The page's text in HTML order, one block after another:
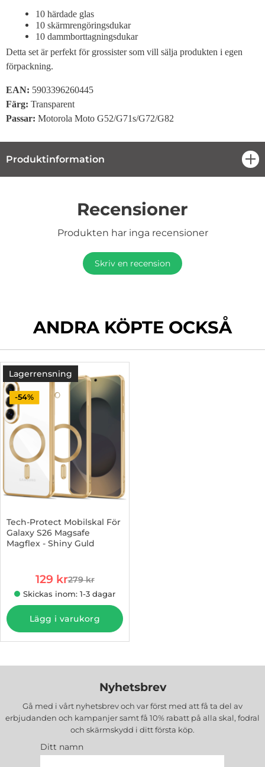
10 härdade glas
10 skärmrengöringsdukar
10 dammborttagningsdukar
Detta set är perfekt för grossister som vill sälja produkten i egen
förpackning.
EAN: 5903396260445
Färg: Transparent
Passar: Motorola Moto G52/G71s/G72/G82
Produktinformation
Recensioner
Produkten har inga recensioner
Skriv en recension
ANDRA KÖPTE OCKSÅ
Lagerrensning
-54%
Tech-Protect Mobilskal För
Galaxy S26 Magsafe
Magflex - Shiny Guld
rea pris
129 krtidigare pris
279 kr
Skickas inom: 1-3 dagar
Lägg i varukorg
Nyhetsbrev
Gå med i vårt nyhetsbrev och var först med att få ta del av
erbjudanden och kampanjer samt få 10% rabatt på alla skal, fodral
och skärmskydd i ditt första köp.
Ditt namn